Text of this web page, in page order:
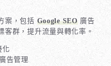
案，包括 Google SEO廣告
客群，提升流量與轉化率。
化
告管理